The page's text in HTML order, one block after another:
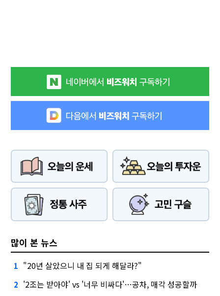
많이 본 뉴스
1 "20년 살았으니 내 집 되게 해달라?"
2 '2조는 받아야' vs '너무 비싸다'…공차, 매각 성공할까